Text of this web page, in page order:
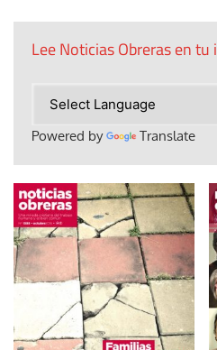
Lee Noticias Obreras en tu
Powered by Translate